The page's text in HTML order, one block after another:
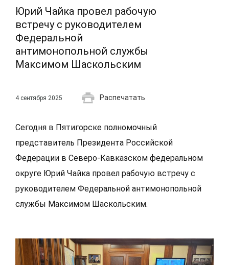
Юрий Чайка провел рабочую
встречу с руководителем
Федеральной
антимонопольной службы
Максимом Шаскольским
4 сентября 2025 Распечатать
Сегодня в Пятигорске полномочный
представитель Президента Российской
Федерации в Северо-Кавказском федеральном
округе Юрий Чайка провел рабочую встречу с
руководителем Федеральной антимонопольной
службы Максимом Шаскольским.